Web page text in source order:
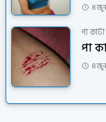
৪
পা
পা
৪